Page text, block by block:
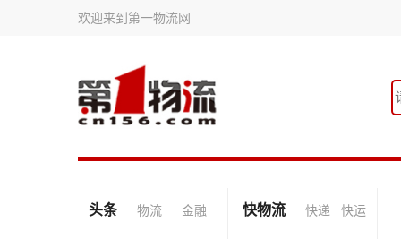
欢迎来到第一物流网
头条 物流 金融 快物流 快递 快运